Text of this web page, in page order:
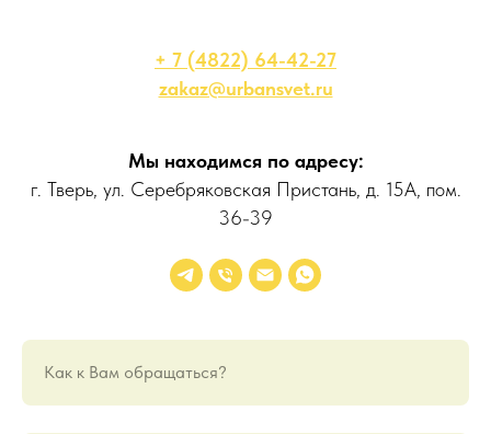
+ 7 (4822) 64-42-27
zakaz@urbansvet.ru
Мы находимся по адресу:
г. Тверь, ул. Серебряковская Пристань, д. 15А, пом.
36-39
Как к Вам обращаться?